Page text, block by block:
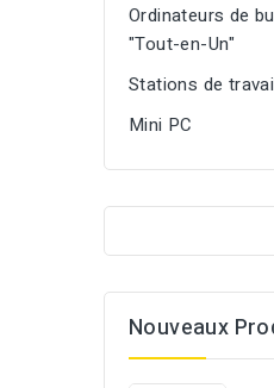
Ordinateurs de
"Tout-en-Un"
Stations de
Mini PC
Nouveaux